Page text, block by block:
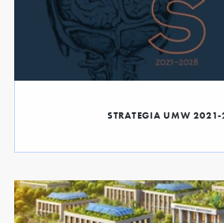
STRATEGIA UMW